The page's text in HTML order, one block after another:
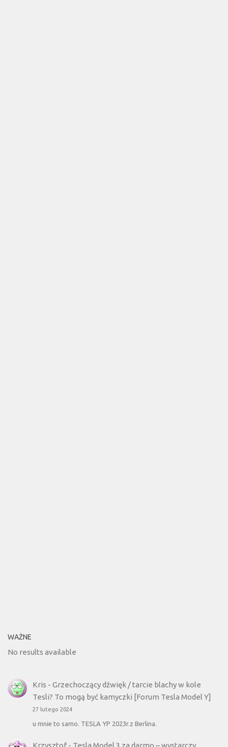
WAŻNE
No results available
Kris - Grzechoczący dźwięk / tarcie blachy w kole
Tesli? To mogą być kamyczki [Forum Tesla Model Y]
27 lutego 2024
u mnie to samo. TESLA YP 2023r.z Berlina.
Krzysztof- Tesla Model 3 za darmo – wystarczy